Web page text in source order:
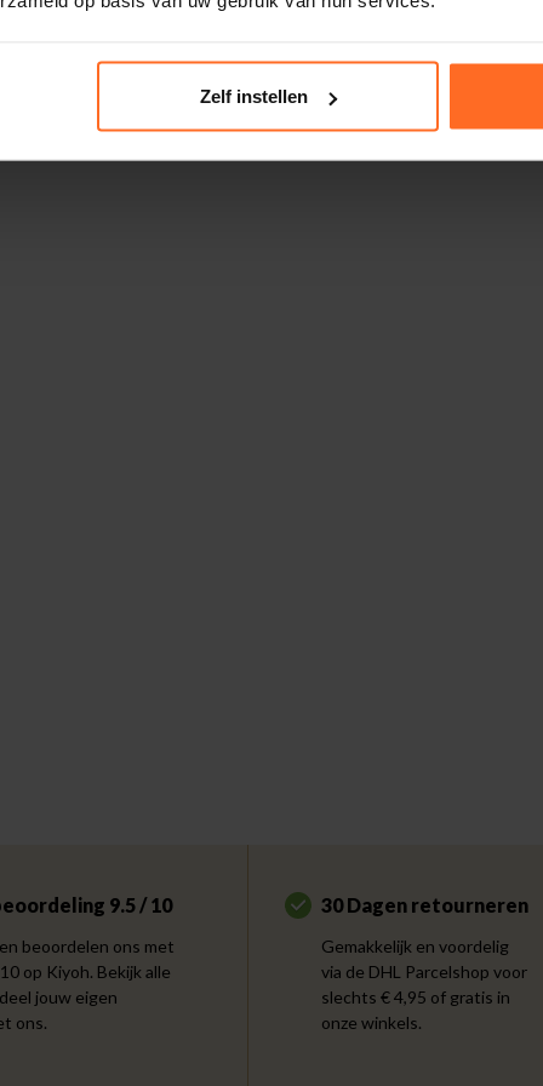
Zelf instellen
9.5 / 10
beoordelen ons met
op Kiyoh. Bekijk alle
jouw eigen
ons.
30 Dagen retourneren
Gemakkelijk en voordelig
via de DHL Parcelshop voor
slechts € 4,95 of gratis in
onze winkels.